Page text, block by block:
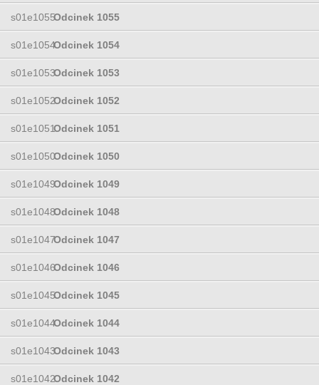
s01e1055Odcinek 1055
s01e1054Odcinek 1054
s01e1053Odcinek 1053
s01e1052Odcinek 1052
s01e1051Odcinek 1051
s01e1050Odcinek 1050
s01e1049Odcinek 1049
s01e1048Odcinek 1048
s01e1047Odcinek 1047
s01e1046Odcinek 1046
s01e1045Odcinek 1045
s01e1044Odcinek 1044
s01e1043Odcinek 1043
s01e1042Odcinek 1042